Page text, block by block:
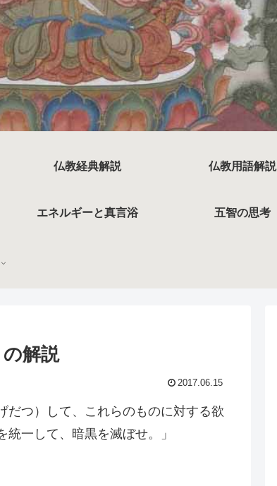
仏教経典解説 仏教用語解説
エネルギーと真言浴 五智の思考
解説
2017.06.15
つ）して、これらのものに対する欲
一して、暗黒を滅ぼせ。」